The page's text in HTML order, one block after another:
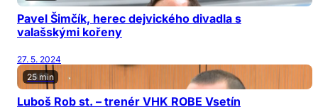
Pavel Šimčík, herec dejvického divadla s
valašskými kořeny
27. 5. 2024
25 min
Luboš Rob st. – trenér VHK ROBE Vsetín